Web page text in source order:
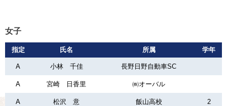
女子
指定 氏名 所属 学年
A 小林 千佳 長野日野自動車SC
A 宮崎 日香里 ㈱オーバル
A 松沢 意 飯山高校 2